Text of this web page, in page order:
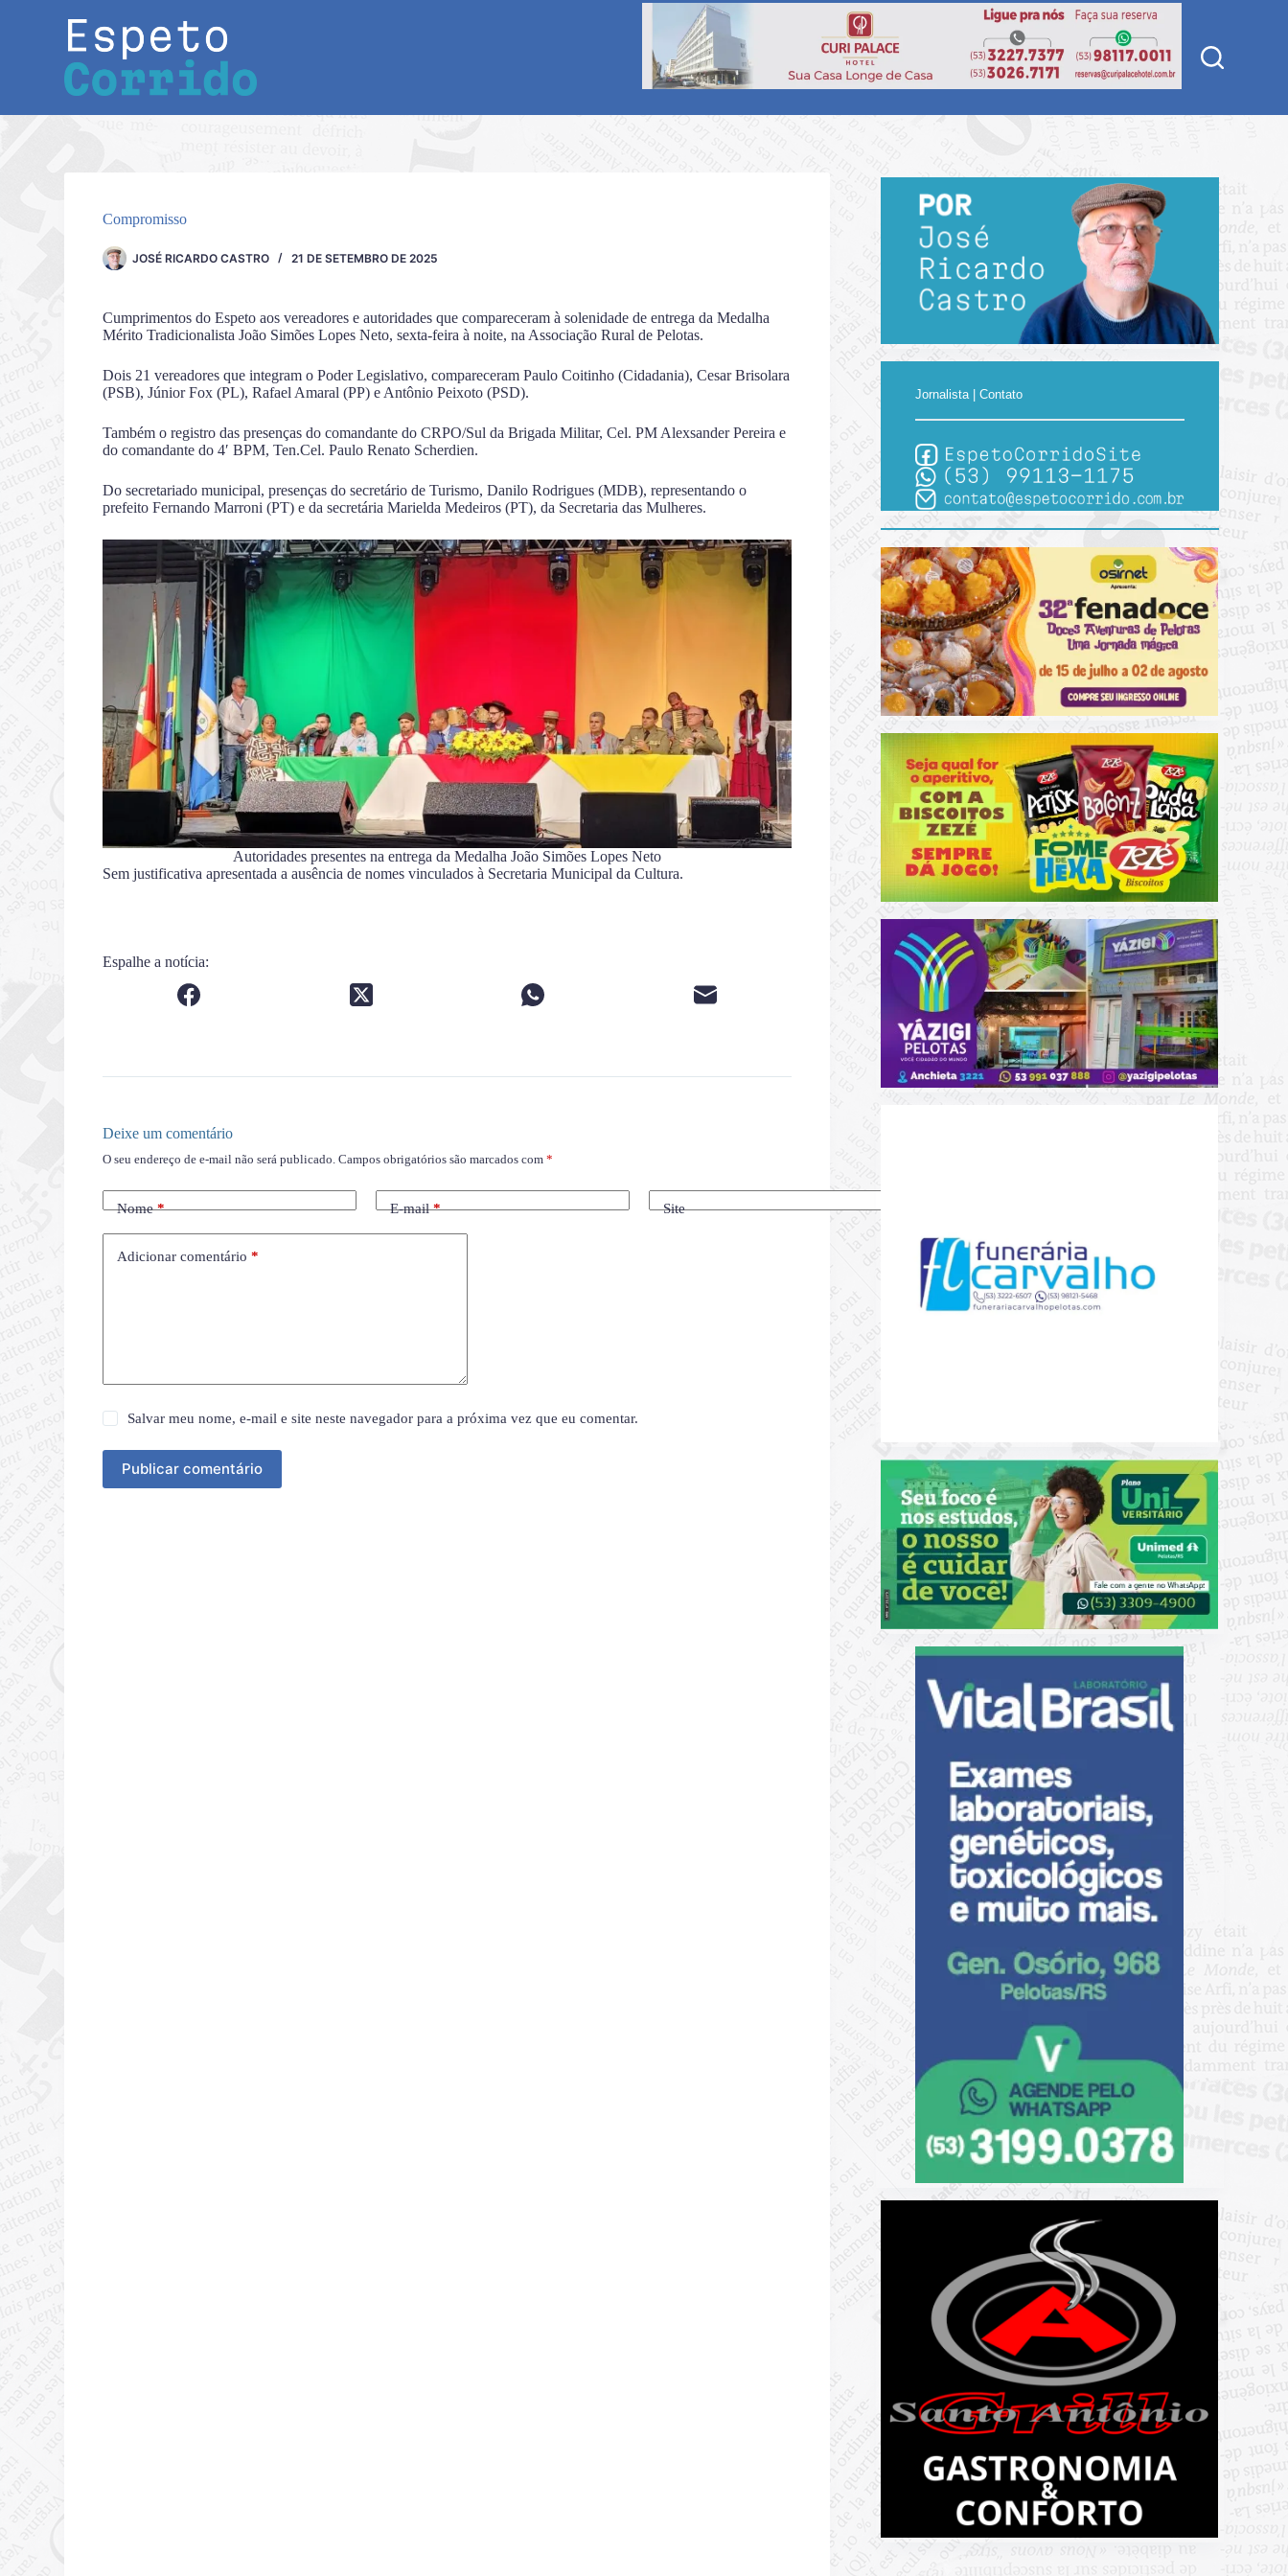
Compromisso
JOSÉ RICARDO CASTRO 21 DE SETEMBRO DE 2025
Cumprimentos do Espeto aos vereadores e autoridades que compareceram à solenidade de entrega da Medalha
Mérito Tradicionalista João Simões Lopes Neto, sexta-feira à noite, na Associação Rural de Pelotas.
Dois 21 vereadores que integram o Poder Legislativo, compareceram Paulo Coitinho (Cidadania), Cesar Brisolara
(PSB), Júnior Fox (PL), Rafael Amaral (PP) e Antônio Peixoto (PSD).
Também o registro das presenças do comandante do CRPO/Sul da Brigada Militar, Cel. PM Alexsander Pereira e
do comandante do 4′ BPM, Ten.Cel. Paulo Renato Scherdien.
Do secretariado municipal, presenças do secretário de Turismo, Danilo Rodrigues (MDB), representando o
prefeito Fernando Marroni (PT) e da secretária Marielda Medeiros (PT), da Secretaria das Mulheres.
Autoridades presentes na entrega da Medalha João Simões Lopes Neto
Sem justificativa apresentada a ausência de nomes vinculados à Secretaria Municipal da Cultura.
Espalhe a notícia:
Deixe um comentário
O seu endereço de e-mail não será publicado. Campos obrigatórios são marcados com*
Nome* E-mail* Site
Adicionar comentário *
Salvar meu nome, e-mail e site neste navegador para a próxima vez que eu comentar.
Publicar comentário
Jornalista | Contato